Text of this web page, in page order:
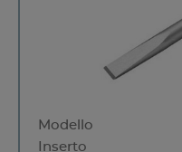
Modello
Inserto